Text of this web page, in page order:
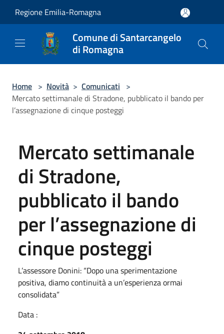
Regione Emilia-Romagna
Comune di Santarcangelo
di Romagna
Home > Novità > Comunicati >
Mercato settimanale di Stradone, pubblicato il bando per
l’assegnazione di cinque posteggi
Mercato settimanale
di Stradone,
pubblicato il bando
per l’assegnazione di
cinque posteggi
L’assessore Donini: “Dopo una sperimentazione
positiva, diamo continuità a un’esperienza ormai
consolidata”
Data :